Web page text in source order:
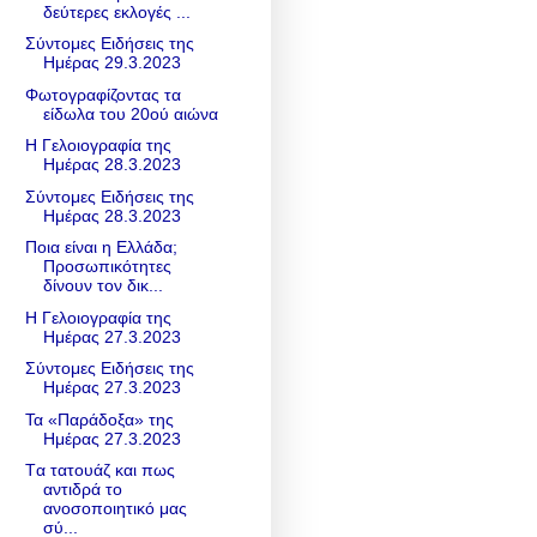
δεύτερες εκλογές ...
Σύντομες Ειδήσεις της
Ημέρας 29.3.2023
Φωτογραφίζοντας τα
είδωλα του 20ού αιώνα
Η Γελοιογραφία της
Ημέρας 28.3.2023
Σύντομες Ειδήσεις της
Ημέρας 28.3.2023
Ποια είναι η Ελλάδα;
Προσωπικότητες
δίνουν τον δικ...
Η Γελοιογραφία της
Ημέρας 27.3.2023
Σύντομες Ειδήσεις της
Ημέρας 27.3.2023
Τα «Παράδοξα» της
Ημέρας 27.3.2023
Tα τατουάζ και πως
αντιδρά το
ανοσοποιητικό μας
σύ...